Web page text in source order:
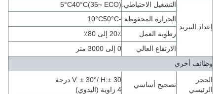
إعداد التبريد
التشغيل الاحتياطي. 5°C40°C(35~ ECO)
الحرارة المحفوظة -10
°C50°C
رطوبة العمل
20٪ إلى 80٪
الارتفاع العالي
0 إلى 3000 متر
وظائف أخرى
الحجر
الرئيسي
تصحيح أساسي
V: ± 30°/ H:± 30 درجة
4 زاوية (اليدوي)